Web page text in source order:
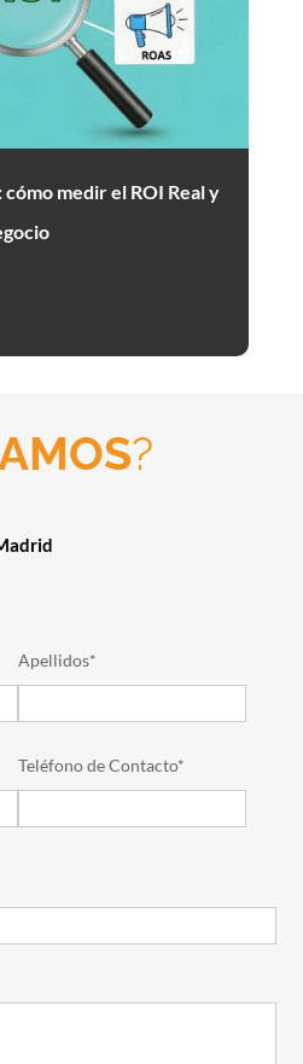
cómo medir el ROI Real y
?
Apellidos*
Teléfono de Contacto*